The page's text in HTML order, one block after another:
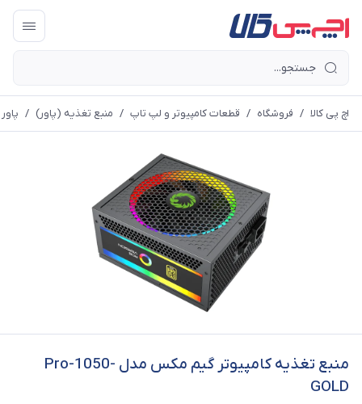
اچ پی کالا / فروشگاه / قطعات کامپیوتر و لپ تاپ / منبع تغذیه (پاور) /
منبع تغذیه کامپیوتر گیم مکس مدل Pro-1050-
GOLD